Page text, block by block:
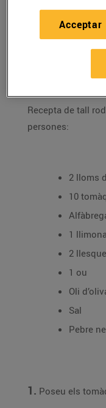
Recepta de tall
persones:
2 lloms
10
1 llimona
2
1 ou
Oli
Sal
Pebre
1. Poseu els
Acceptar